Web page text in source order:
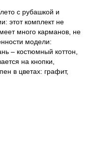
с рубашкой и
этот комплект не
много карманов, не
модели:
– костюмный коттон,
на кнопки,
в цветах: графит,